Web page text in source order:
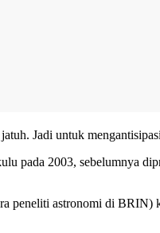
Jadi untuk
pada 2003, sebelumnya
peneliti astronomi di